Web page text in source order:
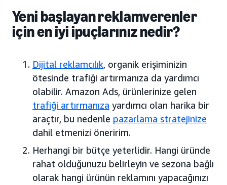
Yeni başlayan reklamverenler
için en iyi ipuçlarınız nedir?
Dijital reklamcılık, organik erişiminizin
ötesinde trafiği artırmanıza da yardımcı
olabilir. Amazon Ads, ürünlerinize gelen
trafiği artırmanıza yardımcı olan harika bir
araçtır, bu nedenle pazarlama stratejinize
dahil etmenizi öneririm.
Herhangi bir bütçe yeterlidir. Hangi üründe
rahat olduğunuzu belirleyin ve sezona bağlı
olarak hangi ürünün reklamını yapacağınızı